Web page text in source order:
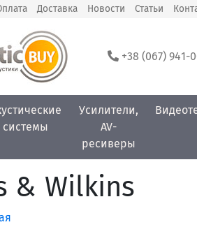
Доставка Новости Статьи
+38 (067) 941-
системы
Усилители,
AV-
ресиверы
& Wilkins